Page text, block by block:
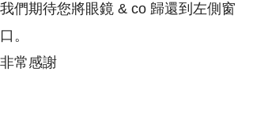
我們期待您將眼鏡 & co 歸還到左側窗
口。
非常感謝